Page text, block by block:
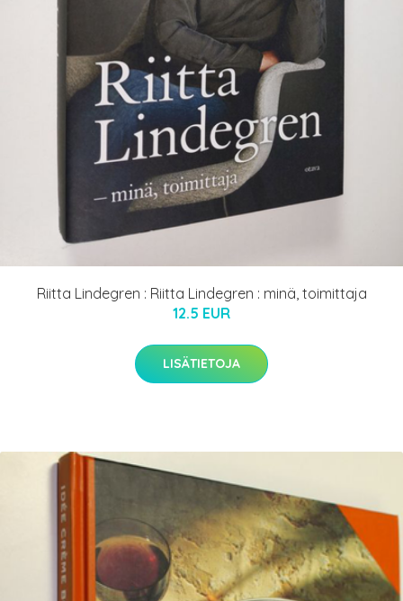
Riitta Lindegren : Riitta Lindegren : minä, toimittaja
12.5 EUR
LISÄTIETOJA